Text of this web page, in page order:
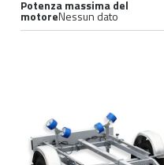
Potenza massima del
motoreNessun dato